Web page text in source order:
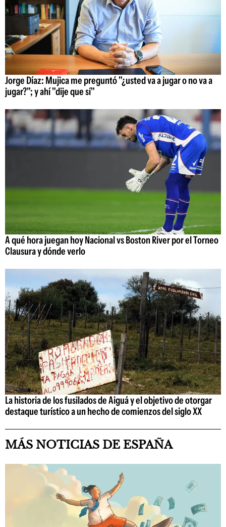
Jorge Díaz: Mujica me preguntó "¿usted va a jugar o no va a
jugar?"; y ahí "dije que sí"
A qué hora juegan hoy Nacional vs Boston River por el Torneo
Clausura y dónde verlo
La historia de los fusilados de Aiguá y el objetivo de otorgar
destaque turístico a un hecho de comienzos del siglo XX
MÁS NOTICIAS DE ESPAÑA